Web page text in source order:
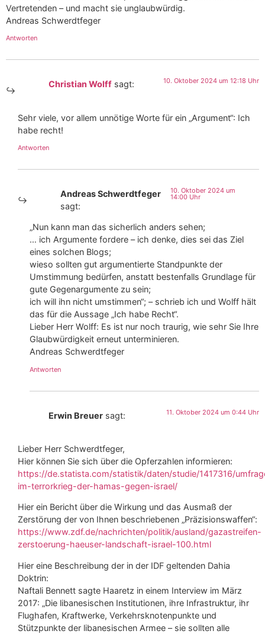
Vertretenden – und macht sie unglaubwürdig.
Andreas Schwerdtfeger
Antworten
Christian Wolff sagt: 10. Oktober 2024 um 12:18 Uhr
Sehr viele, vor allem unnötige Worte für ein „Argument“: Ich
habe recht!
Antworten
Andreas Schwerdtfeger
sagt:
10. Oktober 2024 um
14:00 Uhr
„Nun kann man das sicherlich anders sehen;
… ich Argumente fordere – ich denke, dies sei das Ziel
eines solchen Blogs;
wieso sollten gut argumentierte Standpunkte der
Umstimmung bedürfen, anstatt bestenfalls Grundlage für
gute Gegenargumente zu sein;
ich will ihn nicht umstimmen“; – schrieb ich und Wolff hält
das für die Aussage „Ich habe Recht“.
Lieber Herr Wolff: Es ist nur noch traurig, wie sehr Sie Ihre
Glaubwürdigkeit erneut unterminieren.
Andreas Schwerdtfeger
Antworten
Erwin Breuer sagt: 11. Oktober 2024 um 0:44 Uhr
Lieber Herr Schwerdtfeger,
Hier können Sie sich über die Opferzahlen informieren:
https://de.statista.com/statistik/daten/studie/1417316/
im-terrorkrieg-der-hamas-gegen-israel/
Hier ein Bericht über die Wirkung und das Ausmaß der
Zerstörung der von Ihnen beschriebenen „Präzisionswaffen“:
https://www.zdf.de/nachrichten/politik/ausland/gazastreifen-
zerstoerung-haeuser-landschaft-israel-100.html
Hier eine Beschreibung der in der IDF geltenden Dahia
Doktrin:
Naftali Bennett sagte Haaretz in einem Interview im März
2017: „Die libanesischen Institutionen, ihre Infrastruktur, ihr
Flughafen, Kraftwerke, Verkehrsknotenpunkte und
Stützpunkte der libanesischen Armee – sie sollten alle